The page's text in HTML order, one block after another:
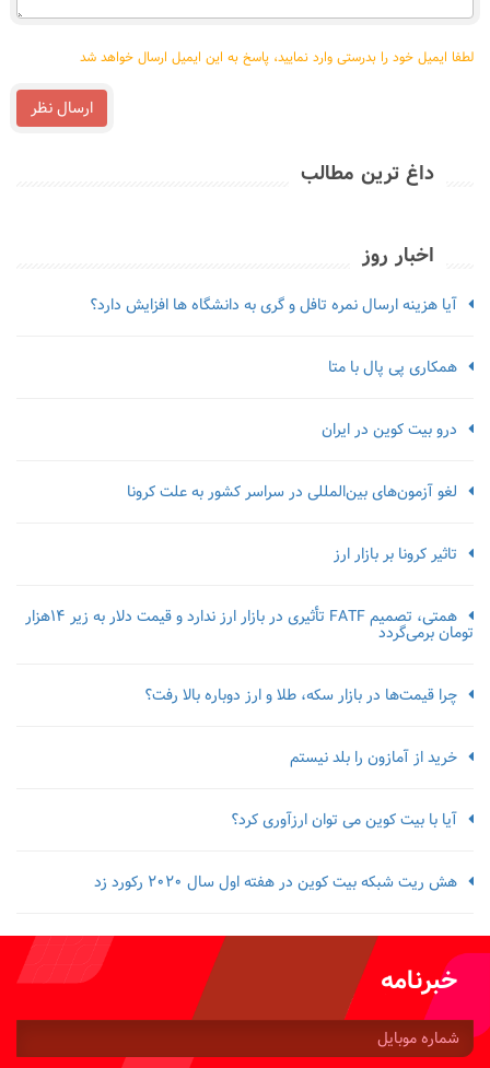
لطفا ایمیل خود را بدرستی وارد نمایید، پاسخ به این ایمیل ارسال خواهد شد
ارسال نظر
داغ ترین مطالب
اخبار روز
آیا هزینه ارسال نمره تافل و گری به دانشگاه ها افزایش دارد؟
همکاری پی پال با متا
درو بیت کوین در ایران
لغو آزمون‌‌های بین‌المللی در سراسر کشور به علت کرونا
تاثیر کرونا بر بازار ارز
همتی، تصمیم FATF تأثیری در بازار ارز ندارد و قیمت دلار به زیر ۱۴هزار
تومان برمی‌گردد
چرا قیمت‌ها در بازار سکه، طلا و ارز دوباره بالا رفت؟
خرید از آمازون را بلد نیستم
آیا با بیت کوین می توان ارزآوری کرد؟
هش ریت شبکه بیت کوین در هفته اول سال 2020 رکورد زد
خبرنامه
شماره
موبایل: